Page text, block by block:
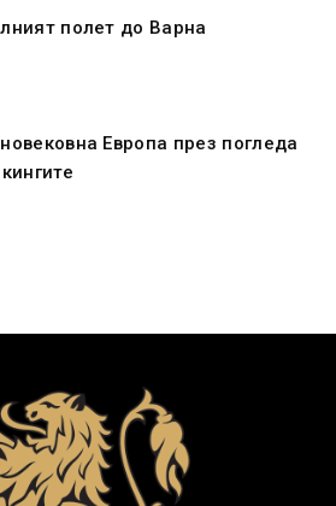
полет до Варна
Европа през погледа